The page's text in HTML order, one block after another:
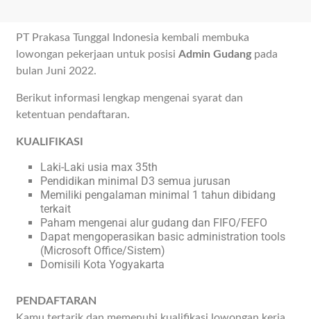
PT Prakasa Tunggal Indonesia kembali membuka
lowongan pekerjaan untuk posisiAdmin Gudang pada
bulan Juni 2022.
Berikut informasi lengkap mengenai syarat dan
ketentuan pendaftaran.
KUALIFIKASI
Laki-Laki usia max 35th
Pendidikan minimal D3 semua jurusan
Memiliki pengalaman minimal 1 tahun dibidang
terkait
Paham mengenai alur gudang dan FIFO/FEFO
Dapat mengoperasikan basic administration tools
(Microsoft Office/Sistem)
Domisili Kota Yogyakarta
PENDAFTARAN